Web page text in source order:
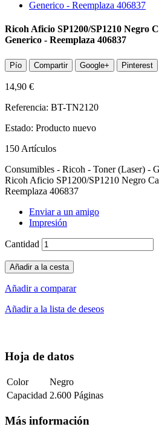
Ricoh Aficio SP1200/SP1210 Negro
Generico - Reemplaza 406837
Pío Compartir Google+ Pinterest
14,90 €
Referencia: BT-TN2120
Estado: Producto nuevo
150 Artículos
Consumibles - Ricoh - Toner (Laser) -
Ricoh Aficio SP1200/SP1210 Negro
Reemplaza 406837
Enviar a un amigo
Impresión
Cantidad
Añadir a la cesta
Añadir a comparar
Añadir a la lista de deseos
Hoja de datos
Color
Negro
Capacidad 2.600 Páginas
Más información